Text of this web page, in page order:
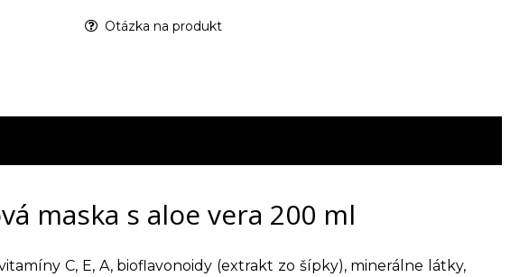
Otázka na produkt
maska s aloe vera 200 ml
C, E, A, bioflavonoidy (extrakt zo šípky), minerálne látky,